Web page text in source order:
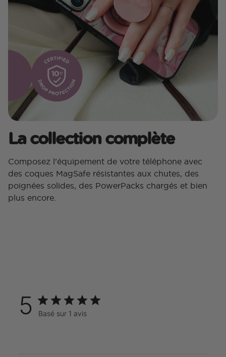
La collection complète
Composez l'équipement de votre téléphone avec
des coques MagSafe résistantes aux chutes, des
poignées solides, des PowerPacks chargés et bien
plus encore.
5 Basé sur 1 avis